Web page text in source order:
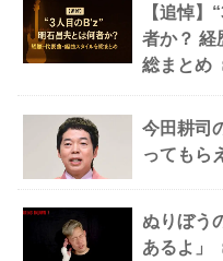
【追悼】
者か？ 経
総まとめ
今田耕司
ってもら
ぬりぼう
あるよ」